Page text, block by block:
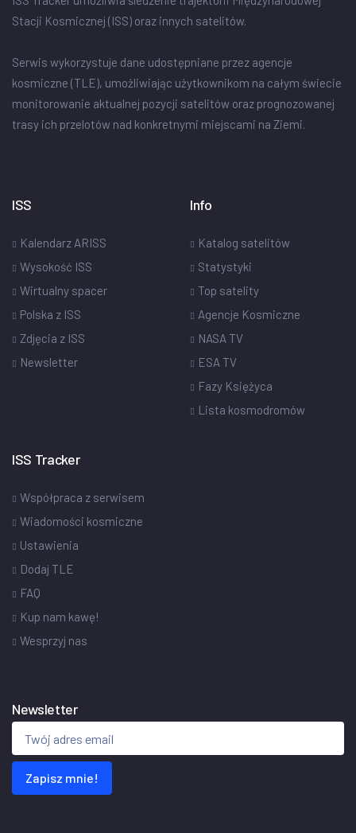
Stacji Kosmicznej (ISS) oraz innych satelitów.
Serwis wykorzystuje dane udostępniane przez agencje
kosmiczne (TLE), umożliwiając użytkownikom na całym świecie
monitorowanie aktualnej pozycji satelitów oraz prognozowanej
trasy ich przelotów nad konkretnymi miejscami na Ziemi.
ISS
Kalendarz ARISS
Wysokość ISS
Wirtualny spacer
Polska z ISS
Zdjęcia z ISS
Newsletter
Info
Katalog satelitów
Statystyki
Top satelity
Agencje Kosmiczne
NASA TV
ESA TV
Fazy Księżyca
Lista kosmodromów
ISS Tracker
Współpraca z serwisem
Wiadomości kosmiczne
Ustawienia
Dodaj TLE
FAQ
Kup nam kawę!
Wesprzyj nas
Newsletter
Zapisz mnie!